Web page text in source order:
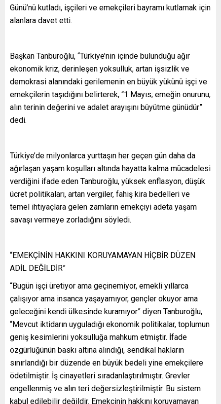
Günü’nü kutladı, işçileri ve emekçileri bayramı kutlamak için
alanlara davet etti.
Başkan Tanburoğlu, “Türkiye’nin içinde bulunduğu ağır
ekonomik kriz, derinleşen yoksulluk, artan işsizlik ve
demokrasi alanındaki gerilemenin en büyük yükünü işçi ve
emekçilerin taşıdığını belirterek, “1 Mayıs; emeğin onurunu,
alın terinin değerini ve adalet arayışını büyütme günüdür”
dedi.
Türkiye’de milyonlarca yurttaşın her geçen gün daha da
ağırlaşan yaşam koşulları altında hayatta kalma mücadelesi
verdiğini ifade eden Tanburoğlu, yüksek enflasyon, düşük
ücret politikaları, artan vergiler, fahiş kira bedelleri ve
temel ihtiyaçlara gelen zamların emekçiyi adeta yaşam
savaşı vermeye zorladığını söyledi.
“EMEKÇİNİN HAKKINI KORUYAMAYAN HİÇBİR DÜZEN
ADİL DEĞİLDİR”
“Bugün işçi üretiyor ama geçinemiyor, emekli yıllarca
çalışıyor ama insanca yaşayamıyor, gençler okuyor ama
geleceğini kendi ülkesinde kuramıyor” diyen Tanburoğlu,
“Mevcut iktidarın uyguladığı ekonomik politikalar, toplumun
geniş kesimlerini yoksulluğa mahkum etmiştir. İfade
özgürlüğünün baskı altına alındığı, sendikal hakların
sınırlandığı bir düzende en büyük bedeli yine emekçilere
ödetilmiştir. İş cinayetleri sıradanlaştırılmıştır. Grevler
engellenmiş ve alın teri değersizleştirilmiştir. Bu sistem
kabul edilebilir değildir. Emekçinin hakkını koruyamayan